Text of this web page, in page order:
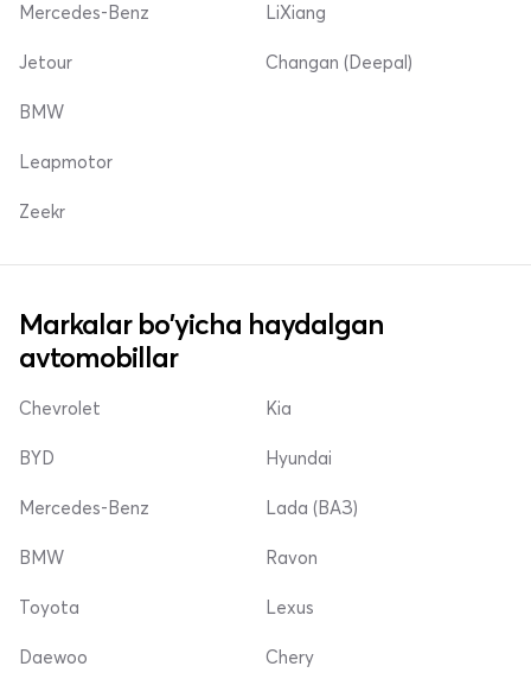
Mercedes-Benz
Jetour
LiXiang
Changan (Deepal)
BMW
Leapmotor
Zeekr
Markalar bo'yicha haydalgan
avtomobillar
Chevrolet
BYD
Mercedes-Benz
Kia
Hyundai
Lada (ВАЗ)
BMW
Toyota
Daewoo
Ravon
Lexus
Chery